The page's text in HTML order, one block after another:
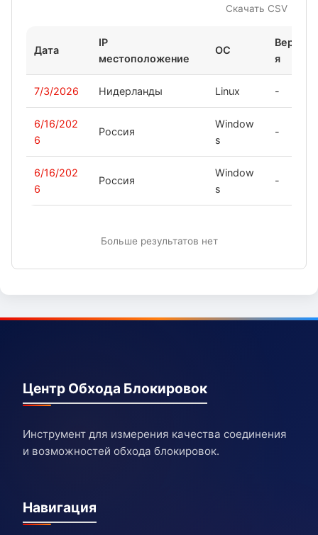
Скачать CSV
Дата
IP
местоположение
ОС
Верси
я
7/3/2026 Нидерланды Linux -
6/16/202
6
Россия
Window
s
-
6/16/202
6
Россия
Window
s
-
Больше результатов нет
Центр Обхода Блокировок
Инструмент для измерения качества соединения
и возможностей обхода блокировок.
Навигация